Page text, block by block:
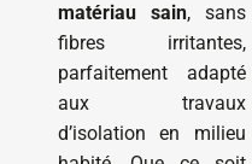
matériau sain, sans
fibres irritantes,
parfaitement adapté
aux travaux
d’isolation en milieu